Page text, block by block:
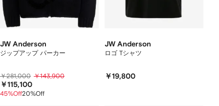
JW Anderson
ジップアップ パーカー
￥281,000 ￥143,900
￥115,100
45%Off20%Off
JW Anderson
ロゴ Tシャツ
￥19,800